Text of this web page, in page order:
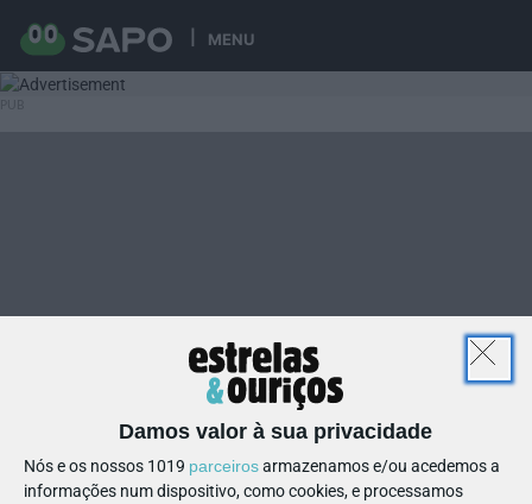
MENU
Damos valor à sua privacidade
Nós e os nossos 1019 parceirosarmazenamos e/ou acedemos a
informações num dispositivo, como cookies, e processamos